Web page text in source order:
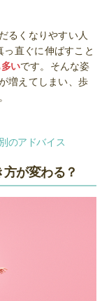
るくなりやすい人
直ぐに伸ばすこと
いです。そんな姿
増えてしまい、歩
のアドバイス
が変わる？